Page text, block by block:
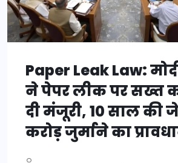
Paper Leak Law:
ने पेपर लीक पर सख्त
दी मंजूरी, 10 साल की
करोड़ जुर्माने का